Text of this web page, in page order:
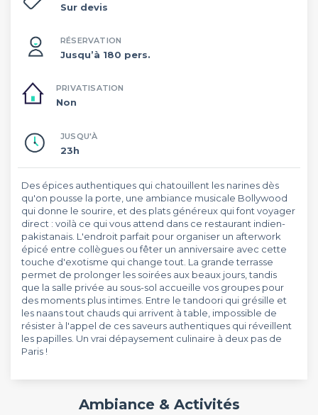
Sur devis
RÉSERVATION
Jusqu’à 180 pers.
PRIVATISATION
Non
JUSQU'À
23h
Des épices authentiques qui chatouillent les narines dès
qu'on pousse la porte, une ambiance musicale Bollywood
qui donne le sourire, et des plats généreux qui font voyager
direct : voilà ce qui vous attend dans ce restaurant indien-
pakistanais. L'endroit parfait pour organiser un afterwork
épicé entre collègues ou fêter un anniversaire avec cette
touche d'exotisme qui change tout. La grande terrasse
permet de prolonger les soirées aux beaux jours, tandis
que la salle privée au sous-sol accueille vos groupes pour
des moments plus intimes. Entre le tandoori qui grésille et
les naans tout chauds qui arrivent à table, impossible de
résister à l'appel de ces saveurs authentiques qui réveillent
les papilles. Un vrai dépaysement culinaire à deux pas de
Paris !
Ambiance & Activités